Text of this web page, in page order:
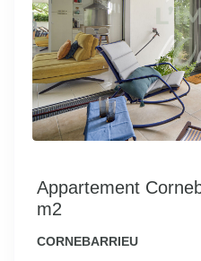
Appartement
m2
CORNEBARRIEU